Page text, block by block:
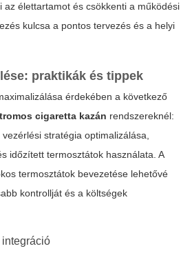
az élettartamot és csökkenti a működési
kulcsa a pontos tervezés és a helyi
praktikák és tippek
érdekében a következő
cigaretta kazán rendszereknél:
stratégia optimalizálása,
időzített termosztátok használata. A
termosztátok bevezetése lehetővé
kontrollját és a költségek
integráció